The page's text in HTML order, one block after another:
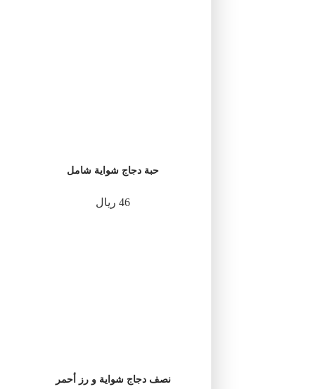
حبة دجاج شواية شامل
46 ريال
نصف دجاج شواية و رز أحمر